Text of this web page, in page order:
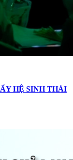
HỆ SINH THÁI